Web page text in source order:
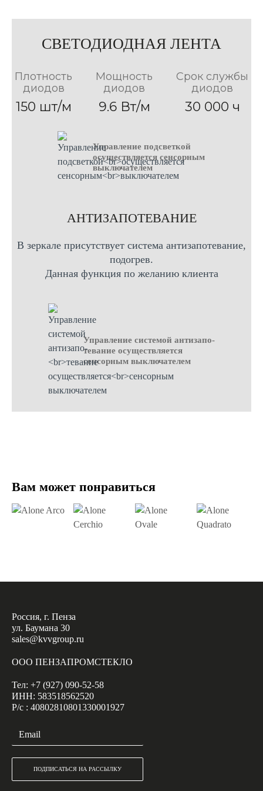
Вам может понравиться
90см Х 70см
120см Х 70см
60см Х 70см
60см Х 80см
СВЕТОДИОДНАЯ ЛЕНТА
Плотность
диодов
150 шт/м
Мощность
диодов
9.6 Вт/м
Срок службы
диодов
30 000 ч
Управление подсветкой
осуществляется сенсорным
выключателем
AНТИЗАПОТЕВАНИЕ
В зеркале присутствует система антизапотевание,
подогрев.
Данная функция по желанию клиента
Управление системой антизапо-
тевание осуществляется
сенсорным выключателем
Россия, г. Пенза
ул. Баумана 30
sales@kvvgroup.ru
ООО ПЕНЗАПРОМСТЕКЛО
Тел: +7 (927) 090-52-58
ИНН: 583518562520
Р/с : 40802810801330001927
ПОДПИСАТЬСЯ НА РАССЫЛКУ